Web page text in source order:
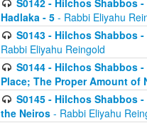
S0142 - Hilchos Shabbos
Hadlaka - 5 - Rabbi Eliyahu
S0143 - Hilchos Shabbos
Rabbi Eliyahu Reingold
S0144 - Hilchos Shabbos
Place; The Proper Amount of
S0145 - Hilchos Shabbos
the Neiros - Rabbi Eliyahu